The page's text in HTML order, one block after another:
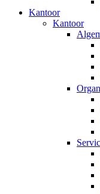
Kantoor
Kantoor